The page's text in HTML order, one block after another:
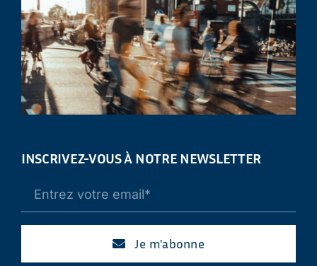
INSCRIVEZ-VOUS À NOTRE NEWSLETTER
Je m'abonne